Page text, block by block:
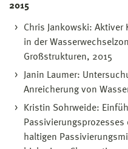
2015
Chris Jankowski:
in der
Großstrukturen, 2015
Janin Laumer:
Anreicherung von
Kristin Sohrweide:
Passivierungsprozesses
haltigen